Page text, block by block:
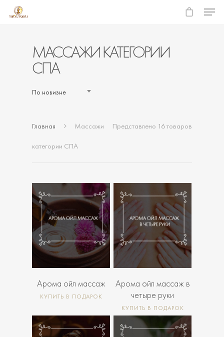
Hit enter to search or ESC to close
МАССАЖИ КАТЕГОРИИ
СПА
По новизне
Представлено 16 товаров
Главная Массажи
категории СПА
4 300Р 7
300Р
Арома ойл массаж
КУПИТЬ В ПОДАРОК
8 600Р 14
600Р
Арома ойл массаж в
четыре руки
КУПИТЬ В ПОДАРОК